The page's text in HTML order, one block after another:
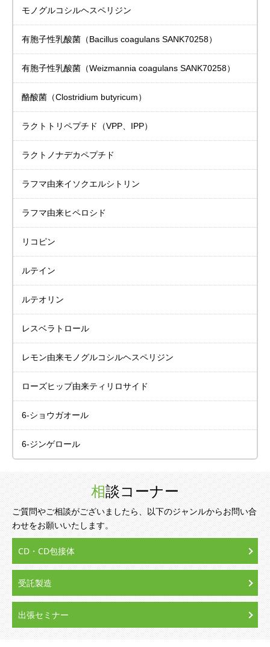
モノグルコシルヘスペリジン
有胞子性乳酸菌 （Bacillus coagulans SANK70258）
有胞子性乳酸菌 （Weizmannia coagulans SANK70258）
酪酸菌（Clostridium butyricum）
ラクトトリペプチド （VPP、IPP）
ラクトノナデカペプチド
ラフマ由来イソクエルシトリン
ラフマ由来ヒペロシド
リコピン
ルテイン
ルテオリン
レスベラトロール
レモン由来モノグルコシルヘスペリジン
ローズヒップ由来ティリロサイド
6-ショウガオール
6-ジンゲロール
相談コーナー
ご質問やご相談がございましたら、以下のジャンルからお問い合
わせをお願いいたします。
CD・CD包接体
受託製造
出張セミナー